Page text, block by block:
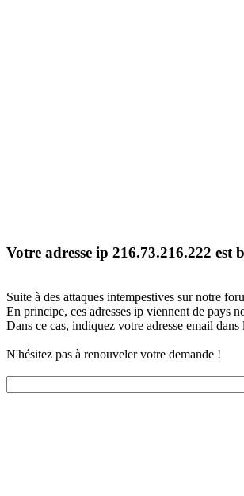
Votre adresse ip 216.73.216.222 est
Suite à des attaques intempestives sur notre
En principe, ces adresses ip viennent de pays
Dans ce cas, indiquez votre adresse email
N'hésitez pas à renouveler votre demande !